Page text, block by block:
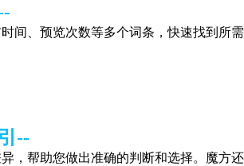
间、预览次数等多个词条，快速找到所
--
，帮助您做出准确的判断和选择。魔方